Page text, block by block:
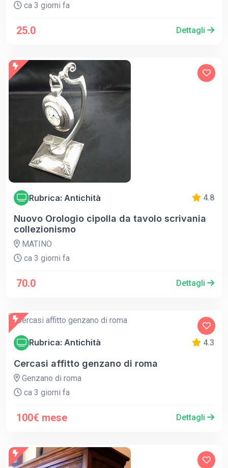
ca 3 giorni fa
25.0 Dettagli
Rubrica: Antichità 4.8
Nuovo Orologio cipolla da tavolo scrivania
collezionismo
MATINO
ca 3 giorni fa
70.0 Dettagli
Rubrica: Antichità 4.3
Cercasi affitto genzano di roma
Genzano di roma
ca 3 giorni fa
100€ mese Dettagli